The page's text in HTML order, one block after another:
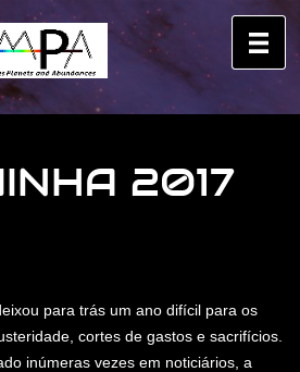
2017
para trás um ano difícil para os
cortes de gastos e sacrifícios.
inúmeras vezes em noticiários, a